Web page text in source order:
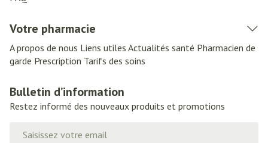
Votre pharmacie
A propos de nous Liens utiles Actualités santé Pharmacien de
garde Prescription Tarifs des soins
Bulletin d’information
Restez informé des nouveaux produits et promotions